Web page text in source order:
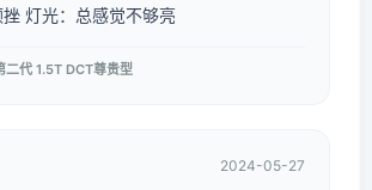
灯光：总感觉不够亮
代 1.5T DCT尊贵型
2024-05-27